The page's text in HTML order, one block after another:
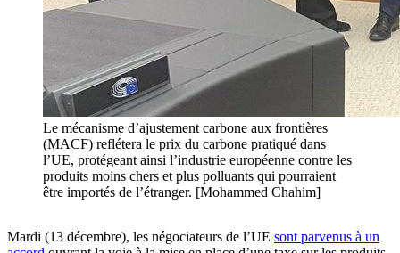
Le mécanisme d’ajustement carbone aux frontières
(MACF) reflétera le prix du carbone pratiqué dans
l’UE, protégeant ainsi l’industrie européenne contre les
produits moins chers et plus polluants qui pourraient
être importés de l’étranger. [Mohammed Chahim]
Mardi (13 décembre), les négociateurs de l’UE sont parvenus à un